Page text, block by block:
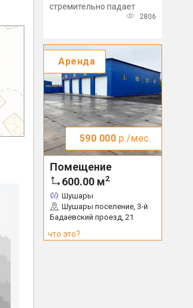
стремительно падает
2806
Аренда
590 000 р./мес.
Помещение
600.00 м2
Шушары
Шушары поселение, 3-й
Бадаевский проезд, 21
что это?